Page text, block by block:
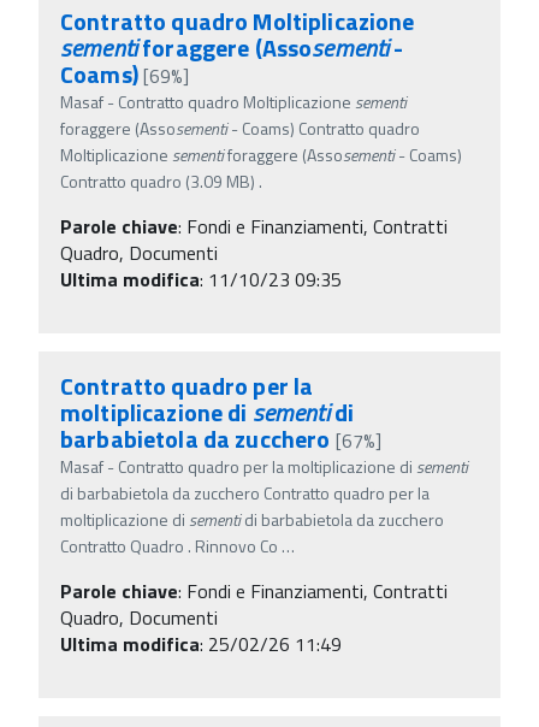
Contratto quadro Moltiplicazione
sementiforaggere (Assosementi-
Coams)[69%]
Masaf - Contratto quadro Moltiplicazione sementi
foraggere (Assosementi- Coams) Contratto quadro
Moltiplicazione sementiforaggere (Assosementi- Coams)
Contratto quadro (3.09 MB) .
Parole chiave: Fondi e Finanziamenti, Contratti
Quadro, Documenti
Ultima modifica: 11/10/23 09:35
Contratto quadro per la
moltiplicazione di sementidi
barbabietola da zucchero [67%]
Masaf - Contratto quadro per la moltiplicazione di sementi
di barbabietola da zucchero Contratto quadro per la
moltiplicazione di sementidi barbabietola da zucchero
Contratto Quadro . Rinnovo Co …
Parole chiave: Fondi e Finanziamenti, Contratti
Quadro, Documenti
Ultima modifica: 25/02/26 11:49